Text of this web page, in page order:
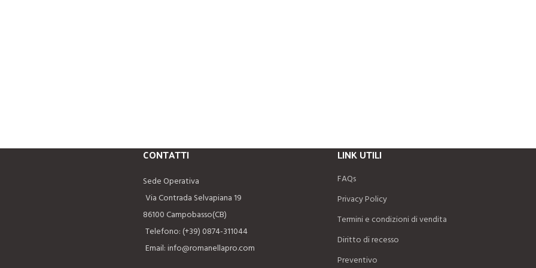
CONTATTI
Sede Operativa
Via Contrada Selvapiana 19
86100 Campobasso(CB)
Telefono: (+39) 0874-311044
Email: info@romanellapro.com
LINK UTILI
FAQs
Privacy Policy
Termini e condizioni di vendita
Diritto di recesso
Preventivo